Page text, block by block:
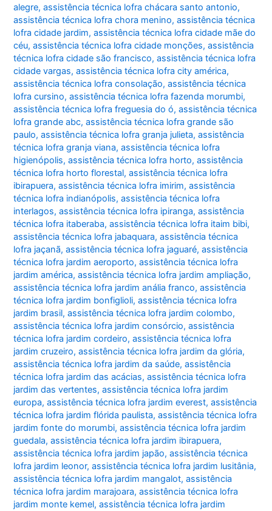
alegre,assistência técnica lofra chácara santo antonio,
assistência técnica lofra chora menino,assistência técnica
lofra cidade jardim,assistência técnica lofra cidade mãe do
céu,assistência técnica lofra cidade monções,assistência
técnica lofra cidade são francisco,assistência técnica lofra
cidade vargas,assistência técnica lofra city américa,
assistência técnica lofra consolação,assistência técnica
lofra cursino,assistência técnica lofra fazenda morumbi,
assistência técnica lofra freguesia do ó,assistência técnica
lofra grande abc,assistência técnica lofra grande são
paulo,assistência técnica lofra granja julieta,assistência
técnica lofra granja viana,assistência técnica lofra
higienópolis,assistência técnica lofra horto,assistência
técnica lofra horto florestal,assistência técnica lofra
ibirapuera,assistência técnica lofra imirim,assistência
técnica lofra indianópolis,assistência técnica lofra
interlagos,assistência técnica lofra ipiranga,assistência
técnica lofra itaberaba,assistência técnica lofra itaim bibi,
assistência técnica lofra jabaquara,assistência técnica
lofra jaçanã,assistência técnica lofra jaguaré,assistência
técnica lofra jardim aeroporto,assistência técnica lofra
jardim américa,assistência técnica lofra jardim ampliação,
assistência técnica lofra jardim anália franco,assistência
técnica lofra jardim bonfiglioli,assistência técnica lofra
jardim brasil,assistência técnica lofra jardim colombo,
assistência técnica lofra jardim consórcio,assistência
técnica lofra jardim cordeiro,assistência técnica lofra
jardim cruzeiro,assistência técnica lofra jardim da glória,
assistência técnica lofra jardim da saúde,assistência
técnica lofra jardim das acácias,assistência técnica lofra
jardim das vertentes,assistência técnica lofra jardim
europa,assistência técnica lofra jardim everest,assistência
técnica lofra jardim flórida paulista,assistência técnica lofra
jardim fonte do morumbi,assistência técnica lofra jardim
guedala,assistência técnica lofra jardim ibirapuera,
assistência técnica lofra jardim japão,assistência técnica
lofra jardim leonor,assistência técnica lofra jardim lusitânia,
assistência técnica lofra jardim mangalot,assistência
técnica lofra jardim marajoara,assistência técnica lofra
jardim monte kemel,assistência técnica lofra jardim